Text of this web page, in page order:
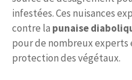
infestées. Ces nuisances
contre la punaise
pour de nombreux
protection des végétaux.